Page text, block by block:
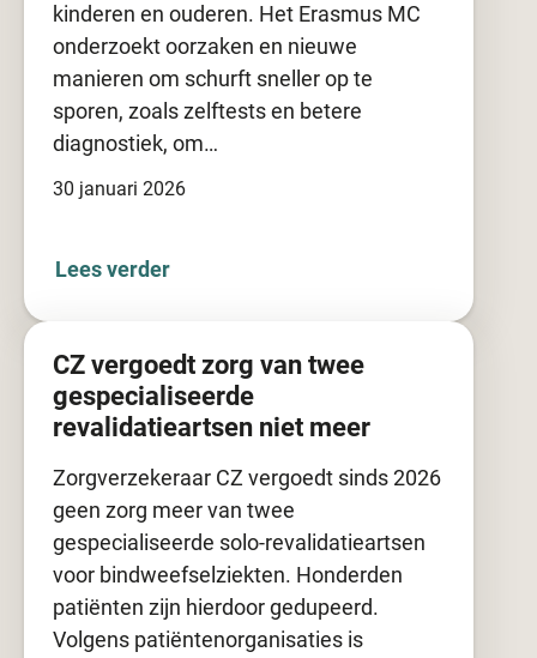
30 januari 2026
kinderen en ouderen. Het Erasmus MC
onderzoekt oorzaken en nieuwe
manieren om schurft sneller op te
sporen, zoals zelftests en betere
diagnostiek, om…
Lees verder
CZ vergoedt zorg van twee
gespecialiseerde
revalidatieartsen niet meer
Zorgverzekeraar CZ vergoedt sinds 2026
geen zorg meer van twee
gespecialiseerde solo-revalidatieartsen
voor bindweefselziekten. Honderden
patiënten zijn hierdoor gedupeerd.
Volgens patiëntenorganisaties is